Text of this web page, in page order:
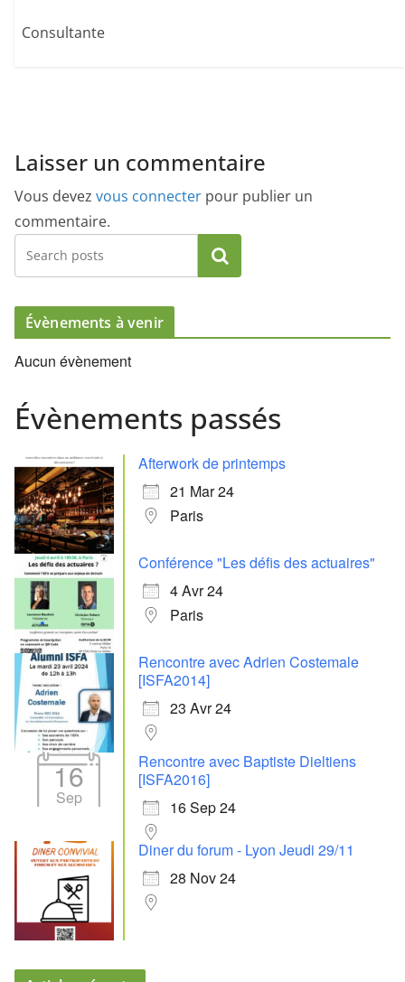
Consultante
Laisser un commentaire
Vous devez vous connecter pour publier un
commentaire.
Rechercher
Évènements à venir
Aucun évènement
Évènements passés
Afterwork de printemps
21 Mar 24
Paris
Conférence "Les défis des actuaires"
4 Avr 24
Paris
Rencontre avec Adrien Costemale
[ISFA2014]
23 Avr 24
16
Sep
Rencontre avec Baptiste Dieltiens
[ISFA2016]
16 Sep 24
Diner du forum - Lyon Jeudi 29/11
28 Nov 24